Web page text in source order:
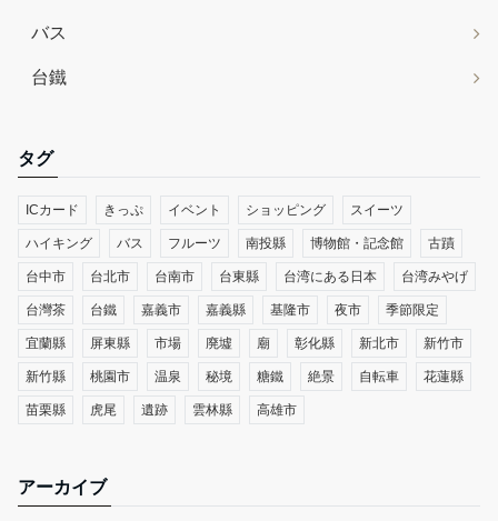
バス
台鐵
タグ
ICカード きっぷ イベント ショッピング スイーツ
ハイキング バス フルーツ 南投縣 博物館・記念館 古蹟
台中市 台北市 台南市 台東縣 台湾にある日本 台湾みやげ
台灣茶 台鐵 嘉義市 嘉義縣 基隆市 夜市 季節限定
宜蘭縣 屏東縣 市場 廃墟 廟 彰化縣 新北市 新竹市
新竹縣 桃園市 温泉 秘境 糖鐵 絶景 自転車 花蓮縣
苗栗縣 虎尾 遺跡 雲林縣 高雄市
アーカイブ